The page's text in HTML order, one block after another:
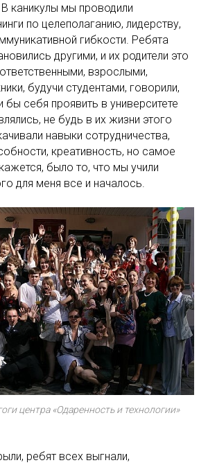
каникулы мы проводили
по целеполаганию, лидерству,
гибкости. Ребята
другими, и их родители это
взрослыми,
будучи студентами, говорили,
бы себя проявить в университете
не будь в их жизни этого
навыки сотрудничества,
креативность, но самое
было то, что мы учили
для меня все и началось.
центра «Одаренность и технологии»
ребят всех выгнали,